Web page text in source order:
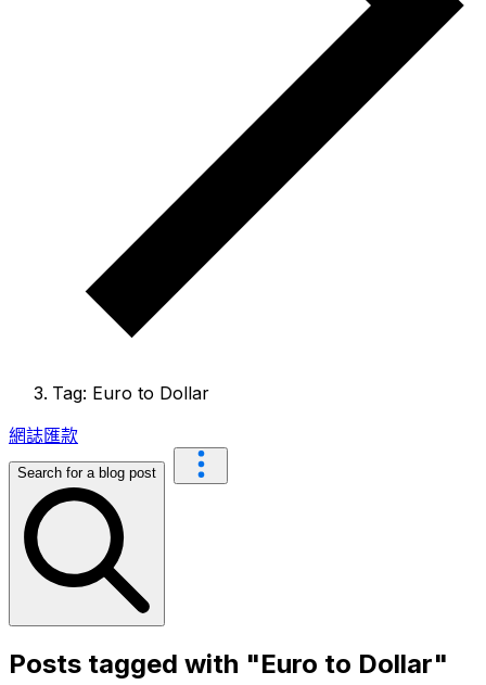
Tag: Euro to Dollar
網誌匯款
Search for a blog post
Posts tagged with "Euro to Dollar"